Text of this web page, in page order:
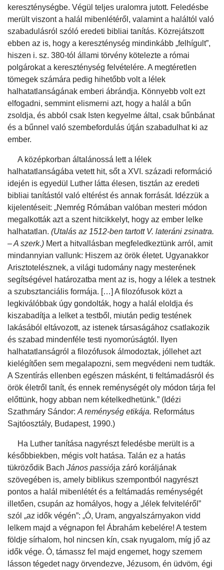
kereszténységbe. Végül teljes uralomra jutott. Feledésbe
merült viszont a halál mibenlétéről, valamint a haláltól való
szabadulásról szóló eredeti bibliai tanítás. Közrejátszott
ebben az is, hogy a kereszténység mindinkább „felhígult”,
hiszen i. sz. 380-tól állami törvény kötelezte a római
polgárokat a kereszténység felvételére. A megtéretlen
tömegek számára pedig hihetőbb volt a lélek
halhatatlanságának emberi ábrándja. Könnyebb volt ezt
elfogadni, semmint elismerni azt, hogy a halál a bűn
zsoldja, és abból csak Isten kegyelme által, csak bűnbánat
és a bűnnel való szembefordulás útján szabadulhat ki az
ember.
A középkorban általánossá lett a lélek
halhatatlanságába vetett hit, sőt a XVI. századi reformáció
idején is egyedül Luther látta élesen, tisztán az eredeti
bibliai tanítástól való eltérést és annak forrását. Idézzük a
kijelentéseit: „Nemrég Rómában valóban mesteri módon
megalkották azt a szent hitcikkelyt, hogy az ember lelke
halhatatlan. (Utalás az 1512-ben tartott V. lateráni zsinatra.
– A szerk.) Mert a hitvallásban megfeledkeztünk arról, amit
mindannyian vallunk: Hiszem az örök életet. Ugyanakkor
Arisztotelésznek, a világi tudomány nagy mesterének
segítségével határozatba ment az is, hogy a lélek a testnek
a szubsztanciális formája. […] A filozófusok közt a
legkiválóbbak úgy gondolták, hogy a halál eloldja és
kiszabadítja a lelket a testből, miután pedig testének
lakásából eltávozott, az istenek társaságához csatlakozik
és szabad mindenféle testi nyomorúságtól. Ilyen
halhatatlanságról a filozófusok álmodoztak, jóllehet azt
kielégítően sem megalapozni, sem megvédeni nem tudták.
A Szentírás ellenben egészen másként, ti feltámadásról és
örök életről tanít, és ennek reménységét oly módon tárja fel
előttünk, hogy abban nem kételkedhetünk.” (Idézi
Szathmáry Sándor: A reménység etikája. Református
Sajtóosztály, Budapest, 1990.)
Ha Luther tanítása nagyrészt feledésbe merült is a
későbbiekben, mégis volt hatása. Talán ez a hatás
tükröződik Bach János passiója záró koráljának
szövegében is, amely biblikus szempontból nagyrészt
pontos a halál mibenlétét és a feltámadás reménységét
illetően, csupán az homályos, hogy a „lélek felviteléről”
szól „az idők végén”: „Ó, Uram, angyalszárnyakon vidd
lelkem majd a végnapon fel Ábrahám kebelére! A testem
földje sírhalom, hol nincsen kín, csak nyugalom, míg jő az
idők vége. Ó, támassz fel majd engemet, hogy szemem
lásson tégedet nagy örvendezve, Jézusom, én üdvöm, égi